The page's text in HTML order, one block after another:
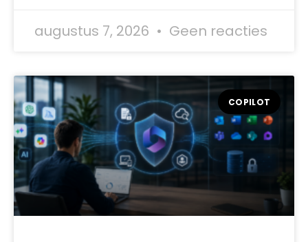
augustus 7, 2026 Geen reacties
COPILOT